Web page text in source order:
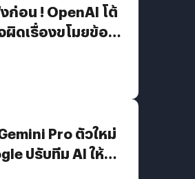
อน ! OpenAI โต้
ผิดเรื่องขโมยข้อมูล
Pro ตัวใหม่
ปรับทีม AI ให้